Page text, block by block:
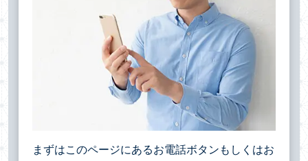
まずはこのページにあるお電話ボタンもしくはお